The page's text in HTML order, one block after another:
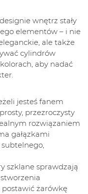
wnętrz stały
elementów – i nie
ale także
cylindrów
aby nadać
jesteś fanem
przezroczysty
rozwiązaniem
gałązkami
szklane sprawdzają
postawić żarówkę